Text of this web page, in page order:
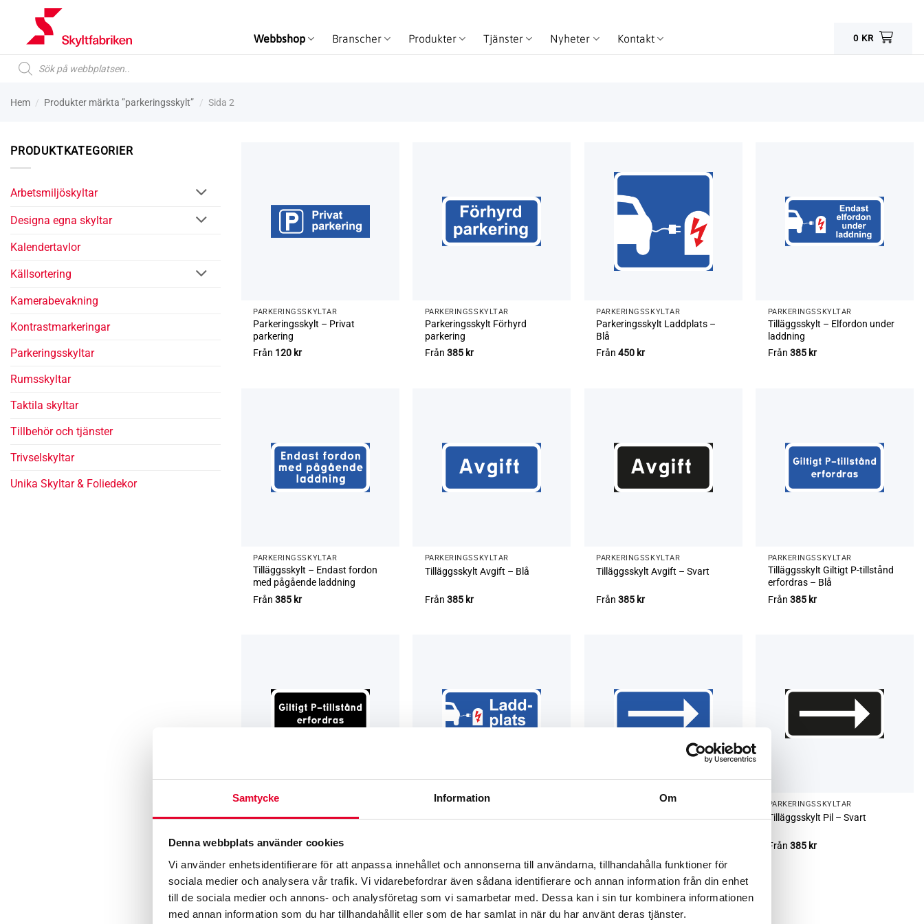
Samtycke Information Om
Denna webbplats använder cookies
Vi använder enhetsidentifierare för att anpassa innehållet och annonserna till användarna, tillhandahålla funktioner för
sociala medier och analysera vår trafik. Vi vidarebefordrar även sådana identifierare och annan information från din enhet
till de sociala medier och annons- och analysföretag som vi samarbetar med. Dessa kan i sin tur kombinera informationen
med annan information som du har tillhandahållit eller som de har samlat in när du har använt deras tjänster.
content
Webbshop Branscher Produkter Tjänster Nyheter Kontakt 0 KR
Hem / Produkter märkta ”parkeringsskylt” / Sida 2
PRODUKTKATEGORIER
Arbetsmiljö­­skyltar
Designa egna skyltar
Kalender­tavlor
Käll­sortering
Kamera­­­bevakning
Kontrast­­markeringar
Parkerings­skyltar
Rums­skyltar
Taktila skyltar
Tillbehör och tjänster
Trivsel­skyltar
Unika Skyltar & Foliedekor
PARKERINGS­SKYLTAR
Parkeringsskylt – Privat
parkering
Från 120 kr
PARKERINGS­SKYLTAR
Parkeringsskylt Förhyrd
parkering
Från 385 kr
PARKERINGS­SKYLTAR
Parkeringsskylt Laddplats –
Blå
Från450 kr
PARKERINGS­SKYLTAR
Tilläggsskylt – Elfordon under
laddning
Från 385 kr
PARKERINGS­SKYLTAR
Tilläggsskylt – Endast fordon
med pågående laddning
Från385 kr
PARKERINGS­SKYLTAR
Tilläggsskylt Avgift – Blå
Från 385 kr
PARKERINGS­SKYLTAR
Tilläggsskylt Avgift – Svart
Från385 kr
PARKERINGS­SKYLTAR
Tilläggsskylt Giltigt P-tillstånd
erfordras – Blå
Från 385 kr
PARKERINGS­SKYLTAR
Tilläggsskylt Giltigt P-tillstånd
Från385kr
PARKERINGS­SKYLTAR
Tilläggsskylt Laddplats
PARKERINGS­SKYLTAR
Tilläggsskylt Pil – Blå
PARKERINGS­SKYLTAR
Tilläggsskylt Pil – Svart
Från 385 kr